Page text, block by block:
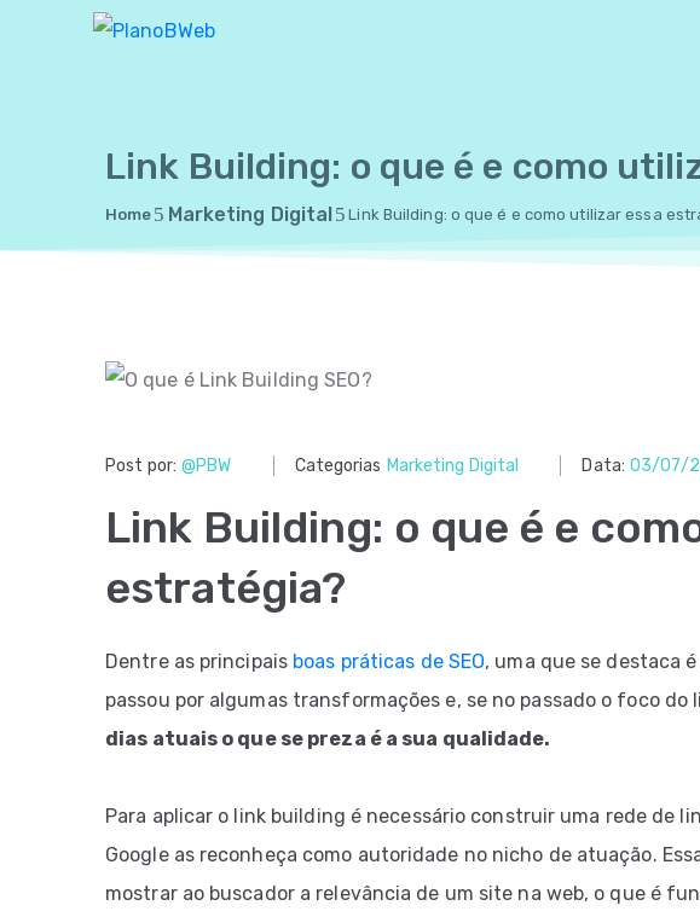
Link Building: o que é e como
Home Marketing Digital Link Building: o que é e como utilizar essa
Post por: @PBW Categorias Marketing Digital Data: 03/07/
Link Building: o que é e
estratégia?
Dentre as principais boas práticas de SEO, uma que se destaca
passou por algumas transformações e, se no passado o foco
dias atuais o que se preza é a sua qualidade.
Para aplicar o link building é necessário construir uma rede de
Google as reconheça como autoridade no nicho de atuação.
mostrar ao buscador a relevância de um site na web, o que é